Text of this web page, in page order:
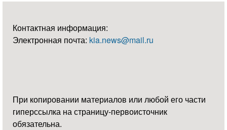
Контактная информация:
Электронная почта: kia.news@mail.ru
При копировании материалов или любой его части
гиперссылка на страницу-первоисточник
обязательна.